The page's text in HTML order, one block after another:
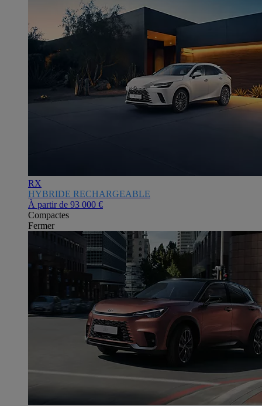
RX
HYBRIDE RECHARGEABLE
À partir de 93 000 €
Compactes
Fermer